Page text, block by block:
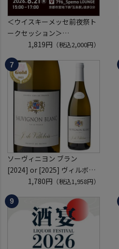
＜ウイスキーメッセ前夜祭ト
ークセッション＞
8月21日(金)15:00～17:00京都
開催
クレジットカード決済のみ
1,819円（税込2,000円）
ソーヴィニヨン ブラン
[2024] or [2025] ヴィルボワ
750ml フランス ロワール 辛
口 白ワイン 浜運A
1,780円（税込1,958円）